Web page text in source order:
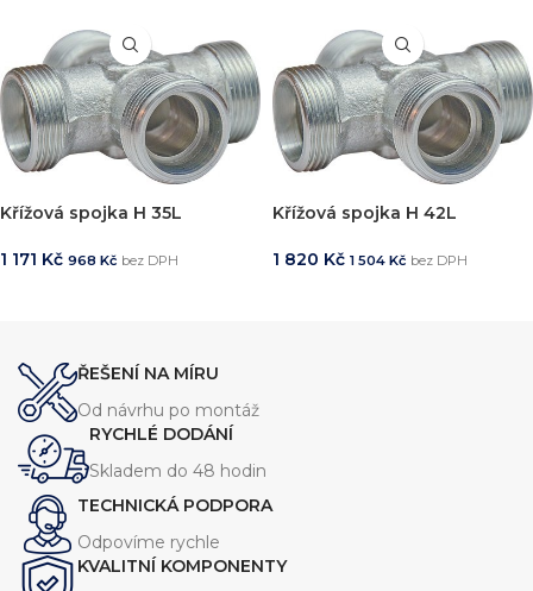
Křížová spojka H 35L
1 171 Kč 968 Kč bez DPH
Křížová spojka H 42L
1 820 Kč 1 504 Kč bez DPH
ŘEŠENÍ NA MÍRU
Od návrhu po montáž
RYCHLÉ DODÁNÍ
Skladem do 48 hodin
TECHNICKÁ PODPORA
Odpovíme rychle
KVALITNÍ KOMPONENTY